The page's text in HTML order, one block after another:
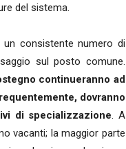
del sistema.
consistente numero di
sul posto comune.
continueranno ad
dovranno
di specializzazione. A
vacanti; la maggior parte